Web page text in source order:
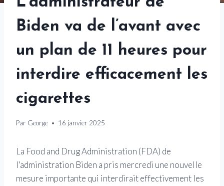
Biden va de l’avant avec
un plan de 11 heures pour
interdire efficacement les
cigarettes
Par George 16 janvier 2025
La Food and Drug Administration (FDA) de
l'administration Biden a pris mercredi une nouvelle
mesure importante qui interdirait effectivement les